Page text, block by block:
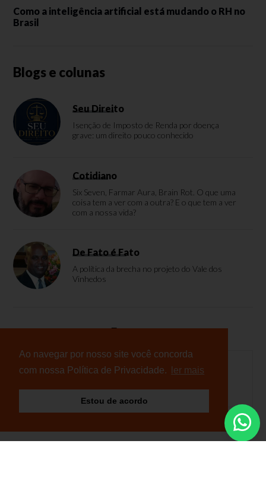
Ao navegar por nosso site você concorda
com nossa Política de Privacidade.
ler mais
Estou de acordo
Como a inteligência artificial está mudando o RH no
Brasil
Blogs e colunas
Seu Direito
Isenção de Imposto de Renda por doença
grave: um direito pouco conhecido
Cotidiano
Six Seven, Farmar Aura, Brain Rot. O que uma
coisa tem a ver com a outra? E o que tem a ver
com a nossa vida?
De Fato é Fato
A política da brecha no projeto do Vale dos
Vinhedos
Enquete